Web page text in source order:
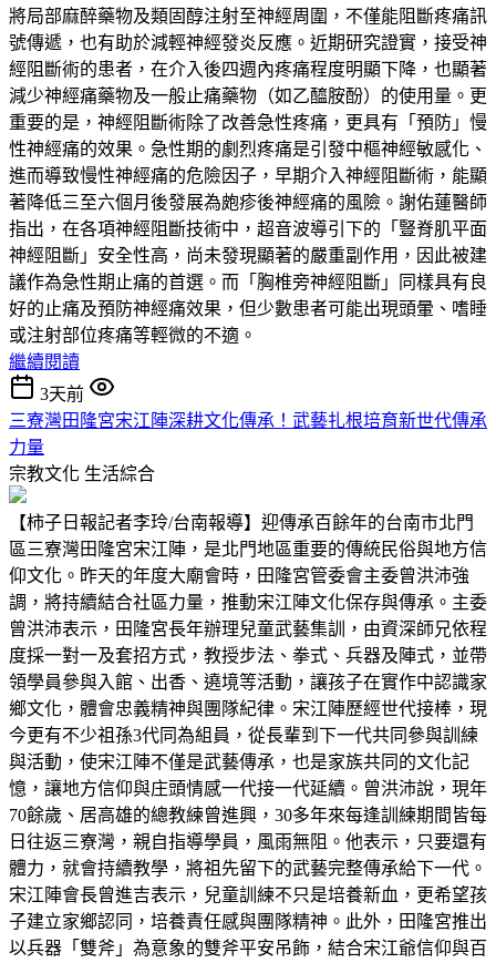
將局部麻醉藥物及類固醇注射至神經周圍，不僅能阻斷疼痛訊
號傳遞，也有助於減輕神經發炎反應。近期研究證實，接受神
經阻斷術的患者，在介入後四週內疼痛程度明顯下降，也顯著
減少神經痛藥物及一般止痛藥物（如乙醯胺酚）的使用量。更
重要的是，神經阻斷術除了改善急性疼痛，更具有「預防」慢
性神經痛的效果。急性期的劇烈疼痛是引發中樞神經敏感化、
進而導致慢性神經痛的危險因子，早期介入神經阻斷術，能顯
著降低三至六個月後發展為皰疹後神經痛的風險。謝佑蓮醫師
指出，在各項神經阻斷技術中，超音波導引下的「豎脊肌平面
神經阻斷」安全性高，尚未發現顯著的嚴重副作用，因此被建
議作為急性期止痛的首選。而「胸椎旁神經阻斷」同樣具有良
好的止痛及預防神經痛效果，但少數患者可能出現頭暈、嗜睡
或注射部位疼痛等輕微的不適。
繼續閱讀
3天前
三寮灣田隆宮宋江陣深耕文化傳承！武藝扎根培育新世代傳承
力量
宗教文化 生活綜合
【柿子日報記者李玲/台南報導】迎傳承百餘年的台南市北門
區三寮灣田隆宮宋江陣，是北門地區重要的傳統民俗與地方信
仰文化。昨天的年度大廟會時，田隆宮管委會主委曾洪沛強
調，將持續結合社區力量，推動宋江陣文化保存與傳承。主委
曾洪沛表示，田隆宮長年辦理兒童武藝集訓，由資深師兄依程
度採一對一及套招方式，教授步法、拳式、兵器及陣式，並帶
領學員參與入館、出香、遶境等活動，讓孩子在實作中認識家
鄉文化，體會忠義精神與團隊紀律。宋江陣歷經世代接棒，現
今更有不少祖孫3代同為組員，從長輩到下一代共同參與訓練
與活動，使宋江陣不僅是武藝傳承，也是家族共同的文化記
憶，讓地方信仰與庄頭情感一代接一代延續。曾洪沛說，現年
70餘歲、居高雄的總教練曾進興，30多年來每逢訓練期間皆每
日往返三寮灣，親自指導學員，風雨無阻。他表示，只要還有
體力，就會持續教學，將祖先留下的武藝完整傳承給下一代。
宋江陣會長曾進吉表示，兒童訓練不只是培養新血，更希望孩
子建立家鄉認同，培養責任感與團隊精神。此外，田隆宮推出
以兵器「雙斧」為意象的雙斧平安吊飾，結合宋江爺信仰與百